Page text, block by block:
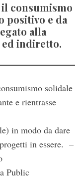
consumismo
positivo e da
alla
indiretto.
solidale
e rientrasse
in modo da dare
in essere. –
Public